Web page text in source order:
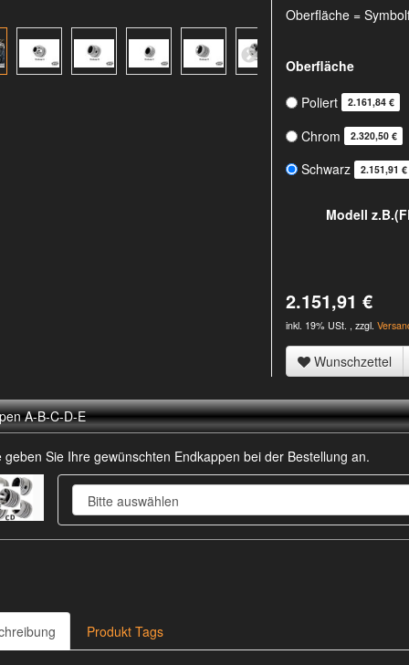
Oberfläche =
Oberfläche
Poliert
2.161,84 €
Chrom 2.320,50 €
Schwarz 2.151,91 €
Modell
2.151,91 €
inkl. 19% USt. , zzgl.
Wunschzettel
A-B-C-D-E
geben Sie Ihre gewünschten Endkappen bei der Bestellung an.
Produkt Tags